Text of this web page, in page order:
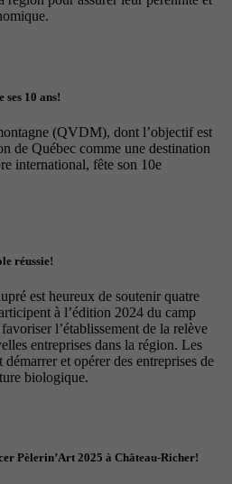
ses 10 ans!
(QVDM), dont l’objectif est
de Québec comme une destination
international, fête son 10e
réussie!
est heureux de soutenir quatre
à l’édition 2024 du camp
l’établissement de la relève
entreprises dans la région. Les
et opérer des entreprises de
biologique.
Pèlerin’Art 2025 à Château-Richer!